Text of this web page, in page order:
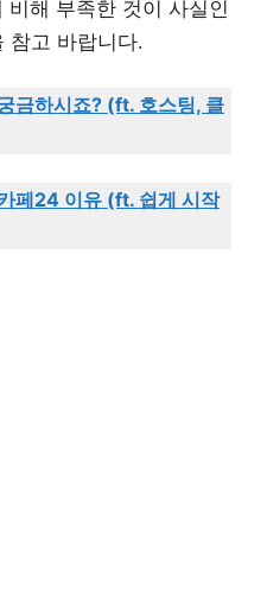
해 부족한 것이 사실인
참고 바랍니다.
금하시죠? (ft. 호스팅, 클
페24 이유 (ft. 쉽게 시작